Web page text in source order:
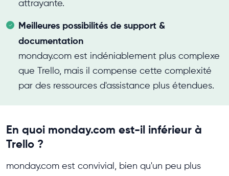
attrayante.
Meilleures possibilités de support &
documentation
monday.com est indéniablement plus complexe
que Trello, mais il compense cette complexité
par des ressources d'assistance plus étendues.
En quoi monday.com est-il inférieur à
Trello ?
monday.com est convivial, bien qu'un peu plus